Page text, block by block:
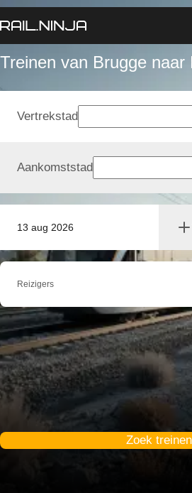
Treinen van Brugge naar
13 aug 2026
Vertrekstad
Aankomststad
Reizigers
Zoek treinen